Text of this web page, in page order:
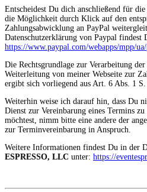
Entscheidest Du dich anschließend für
die Möglichkeit durch Klick auf den
Zahlungsabwicklung an PayPal
Datenschutzerklärung von Paypal findest
https://www.paypal.com/webapps/mpp/
Die Rechtsgrundlage zur Verarbeitung
Weiterleitung von meiner Webseite zur
ergibt sich vorliegend aus Art. 6 Abs. 1
Weiterhin weise ich darauf hin, dass Du
Dienst zur Vereinbarung eines Termins
möchtest, nimm bitte eine andere der
zur Terminvereinbarung in Anspruch.
Weitere Informationen findest Du in der
ESPRESSO, LLC unter: https://